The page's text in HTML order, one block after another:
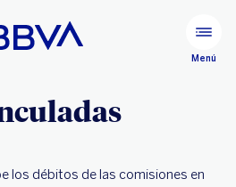
Menú
los débitos de las comisiones en